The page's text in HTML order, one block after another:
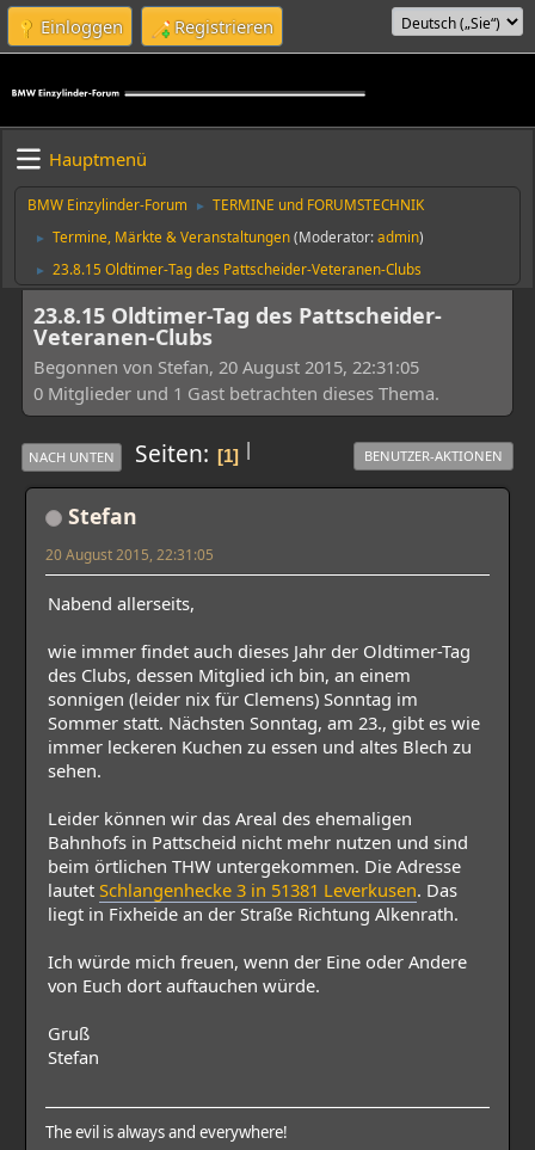
Einloggen Registrieren
Hauptmenü
BMW Einzylinder-Forum ► TERMINE und FORUMSTECHNIK
► Termine, Märkte & Veranstaltungen(Moderator:admin)
► 23.8.15 Oldtimer-Tag des Pattscheider-Veteranen-Clubs
23.8.15 Oldtimer-Tag des Pattscheider-
Veteranen-Clubs
Begonnen von Stefan, 20 August 2015, 22:31:05
0 Mitglieder und 1 Gast betrachten dieses Thema.
|
NACH UNTEN Seiten 1 BENUTZER-AKTIONEN
Stefan
20 August 2015, 22:31:05
Nabend allerseits,
wie immer findet auch dieses Jahr der Oldtimer-Tag
des Clubs, dessen Mitglied ich bin, an einem
sonnigen (leider nix für Clemens) Sonntag im
Sommer statt. Nächsten Sonntag, am 23., gibt es wie
immer leckeren Kuchen zu essen und altes Blech zu
sehen.
Leider können wir das Areal des ehemaligen
Bahnhofs in Pattscheid nicht mehr nutzen und sind
beim örtlichen THW untergekommen. Die Adresse
lautet Schlangenhecke 3 in 51381 Leverkusen. Das
liegt in Fixheide an der Straße Richtung Alkenrath.
Ich würde mich freuen, wenn der Eine oder Andere
von Euch dort auftauchen würde.
Gruß
Stefan
The evil is always and everywhere!